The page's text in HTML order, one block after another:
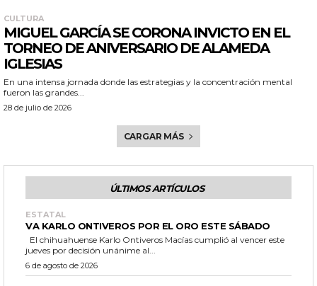
CULTURA
MIGUEL GARCÍA SE CORONA INVICTO EN EL
TORNEO DE ANIVERSARIO DE ALAMEDA
IGLESIAS
En una intensa jornada donde las estrategias y la concentración mental
fueron las grandes...
28 de julio de 2026
CARGAR MÁS
ÚLTIMOS ARTÍCULOS
ESTATAL
VA KARLO ONTIVEROS POR EL ORO ESTE SÁBADO
jueves por decisión unánime al...
6 de agosto de 2026